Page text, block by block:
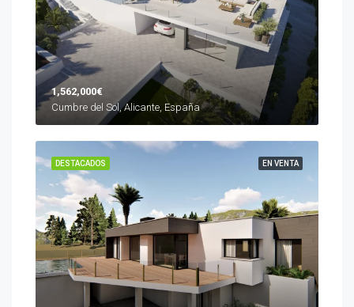
1,562,000€
Cumbre del Sol, Alicante, España
EN VENTA
DESTACADOS